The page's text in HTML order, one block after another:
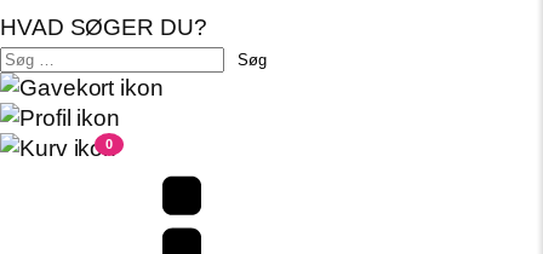
HVAD SØGER DU?
Søg
efter:
0